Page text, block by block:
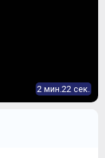
2 мин.22 сек.